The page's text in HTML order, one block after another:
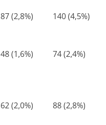
87 (2,8%) 140 (4,5%)
48 (1,6%) 74 (2,4%)
62 (2,0%) 88 (2,8%)